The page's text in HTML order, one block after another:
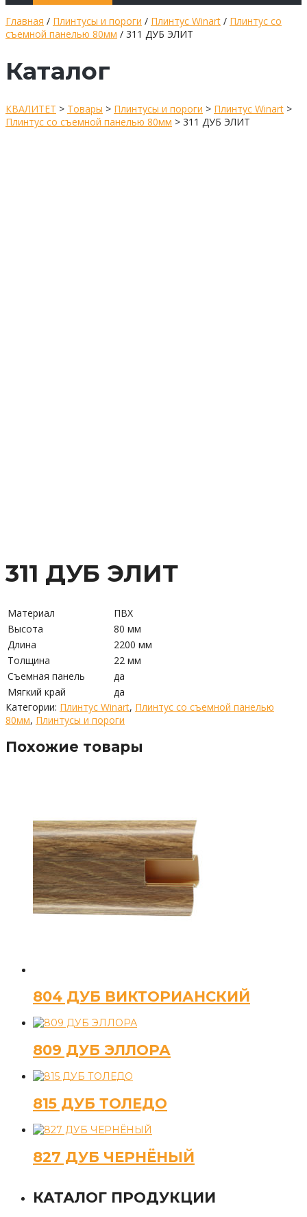
Главная / Плинтусы и пороги / Плинтус Winart / Плинтус со
съемной панелью 80мм / 311 ДУБ ЭЛИТ
Каталог
КВАЛИТЕТ > Товары > Плинтусы и пороги > Плинтус Winart >
Плинтус со съемной панелью 80мм > 311 ДУБ ЭЛИТ
311 ДУБ ЭЛИТ
Материал
ПВХ
Высота
80 мм
Длина
2200 мм
Толщина
22 мм
Съемная панель
да
Мягкий край
да
Категории: Плинтус Winart, Плинтус со съемной панелью
80мм, Плинтусы и пороги
Похожие товары
804 ДУБ ВИКТОРИАНСКИЙ
809 ДУБ ЭЛЛОРА
815 ДУБ ТОЛЕДО
827 ДУБ ЧЕРНЁНЫЙ
КАТАЛОГ ПРОДУКЦИИ